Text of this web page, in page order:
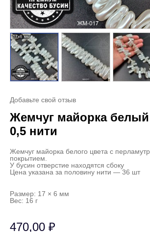
Добавьте свой отзыв
Жемчуг майорка
0,5 нити
Жемчуг майорка белого цвета с
покрытием.
У бусин отверстие находятся сбоку
Цена указана за половину нити — 36 шт
Размер: 17 × 6 мм
Вес: 16 г
470,00 ₽